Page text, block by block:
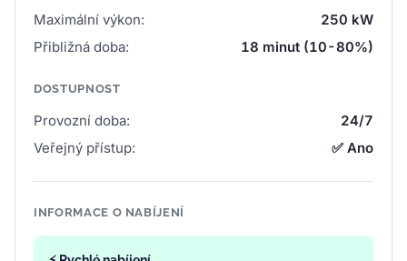
Maximální výkon:
250 kW
Přibližná doba:
18 minut (10-80%)
DOSTUPNOST
Provozní doba:
24/7
Veřejný přístup:
✅ Ano
INFORMACE O NABÍJENÍ